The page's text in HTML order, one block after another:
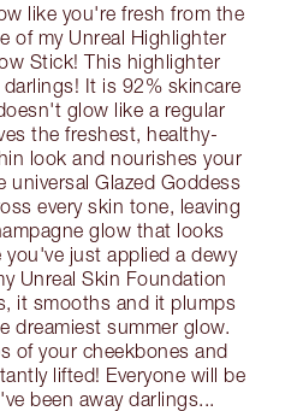
like you're fresh from the
of my Unreal Highlighter
Stick! This highlighter
It is 92% skincare
glow like a regular
the freshest, healthy-
look and nourishes your
universal Glazed Goddess
every skin tone, leaving
glow that looks
you've just applied a dewy
Unreal Skin Foundation
it smooths and it plumps
dreamiest summer glow.
of your cheekbones and
lifted! Everyone will be
been away darlings...